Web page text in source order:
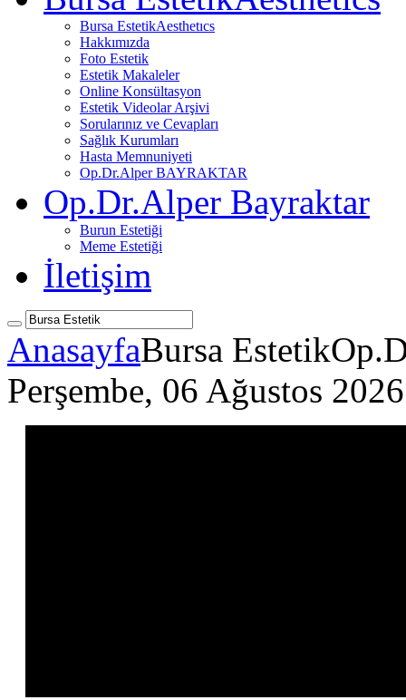
Bursa EstetikAesthetıcs
Hakkımızda
Foto Estetik
Estetik Makaleler
Online Konsültasyon
Estetik Videolar Arşivi
Sorularınız ve Cevapları
Sağlık Kurumları
Hasta Memnuniyeti
Op.Dr.Alper BAYRAKTAR
Op.Dr.Alper Bayraktar
Burun Estetiği
Meme Estetiği
İletişim
AnasayfaBursa Estetik
Perşembe, 06 Ağustos 2026